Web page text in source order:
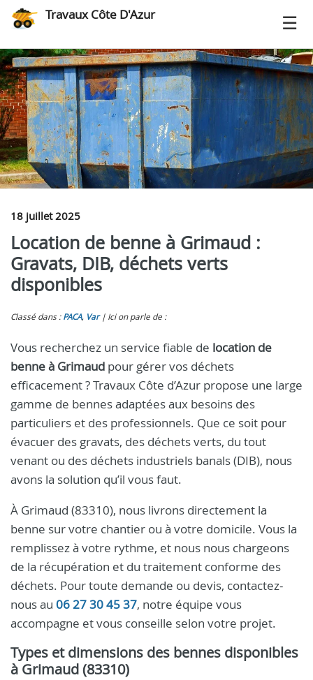
Travaux Côte D'Azur
18 juillet 2025
Location de benne à Grimaud :
Gravats, DIB, déchets verts
disponibles
Classé dans : PACA, Var Ici on parle de :
Vous recherchez un service fiable de location de
benne à Grimaud pour gérer vos déchets
efficacement ? Travaux Côte d’Azur propose une large
gamme de bennes adaptées aux besoins des
particuliers et des professionnels. Que ce soit pour
évacuer des gravats, des déchets verts, du tout
venant ou des déchets industriels banals (DIB), nous
avons la solution qu’il vous faut.
À Grimaud (83310), nous livrons directement la
benne sur votre chantier ou à votre domicile. Vous la
remplissez à votre rythme, et nous nous chargeons
de la récupération et du traitement conforme des
déchets. Pour toute demande ou devis, contactez-
nous au 06 27 30 45 37, notre équipe vous
accompagne et vous conseille selon votre projet.
Types et dimensions des bennes disponibles
à Grimaud (83310)